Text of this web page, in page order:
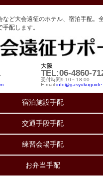
など大会遠征のホテル、宿泊手配。
配します。
大阪
TEL:06-4860-
受付時間9:10～18:00
E-mail:
宿泊施設手配
交通手段手配
練習会場手配
お弁当手配